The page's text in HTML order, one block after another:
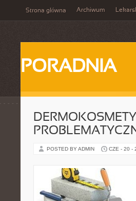
Strona główna Archiwum
PORADNIA
POSTED BY ADMIN CZE - 20 -